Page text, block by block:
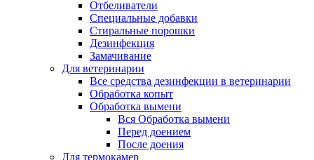
Отбеливатели
Специальные добавки
Стиральные порошки
Дезинфекция
Замачивание
Для ветеринарии
Все средства дезинфекции в ветеринарии
Обработка копыт
Обработка вымени
Вся Обработка вымени
Перед доением
После доения
Для термокамер